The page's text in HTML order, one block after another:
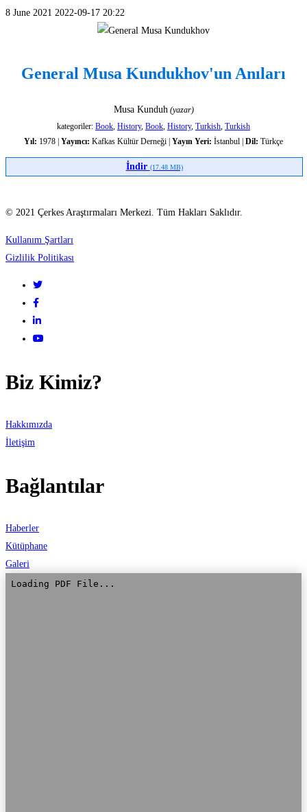
8 June 2021 2022-09-17 20:22
Musa
Anıları
General Musa Kundukhov'un Anıları
Musa Kunduh (yazar)
kategoriler: Book, History, Book, History, Turkish, Turkish
Yıl: 1978 | Yayıncı: Kafkas Kültür Derneği | Yayın Yeri: İstanbul | Dil: Türkçe
İndir (17.48 MB)
© 2021 Çerkes Araştırmaları Merkezi. Tüm Hakları Saklıdır.
Kullanım Şartları
Gizlilik Politikası
Biz Kimiz?
Hakkımızda
İletişim
Bağlantılar
Haberler
Kütüphane
Galeri